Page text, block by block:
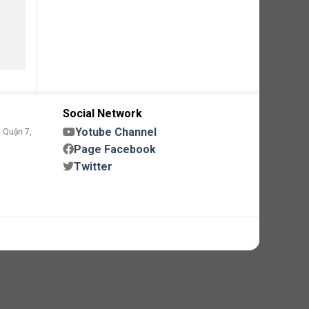
7,
Social Network
Yotube Channel
Page Facebook
Twitter